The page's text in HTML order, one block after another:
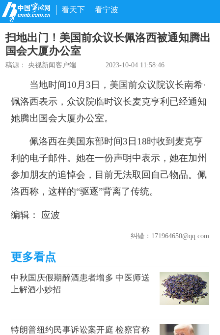
看天下 看宁波
扫地出门！美国前众议长佩洛西被通知腾出
国会大厦办公室
稿源：央视新闻客户端 2023-10-04 11:58:46
当地时间10月3日，美国前众议院议长南希·
佩洛西表示，众议院临时议长麦克亨利已经通知
她腾出国会大厦办公室。
佩洛西在美国东部时间3日18时收到麦克亨
利的电子邮件。她在一份声明中表示，她在加州
参加朋友的追悼会，目前无法取回自己物品。佩
洛西称，这样的“驱逐”背离了传统。
编辑： 应波
纠错：171964650@qq.com
中秋国庆假期醉酒患者增多 中医师送
上解酒小妙招
特朗普纽约民事诉讼案开庭 检察官称